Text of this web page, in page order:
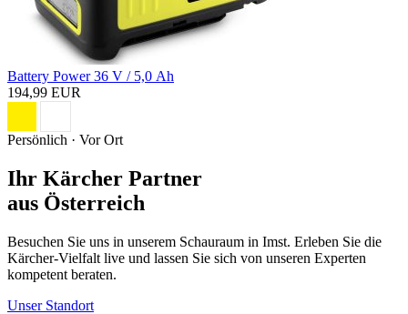
Battery Power 36 V / 5,0 Ah
194,99 EUR
Persönlich · Vor Ort
Ihr Kärcher Partner
aus Österreich
Besuchen Sie uns in unserem Schauraum in Imst. Erleben Sie die
Kärcher-Vielfalt live und lassen Sie sich von unseren Experten
kompetent beraten.
Unser Standort